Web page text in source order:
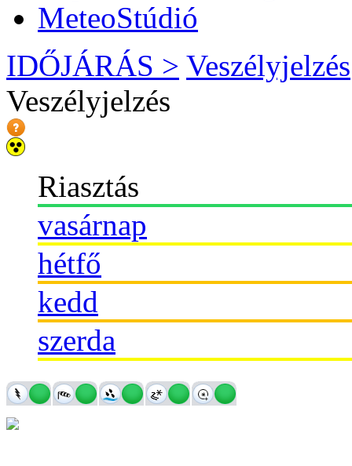
MeteoStúdió
IDŐJÁRÁS > Veszélyjelzés
Veszélyjelzés
Riasztás
vasárnap
hétfő
kedd
szerda